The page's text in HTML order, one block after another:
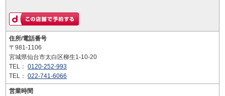
住所/電話番号
〒981-1106
宮城県仙台市太白区柳生1-10-20
TEL： 0120-252-993
TEL： 022-741-6066
営業時間